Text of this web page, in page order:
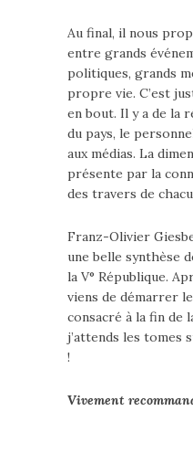
Au final, il nous
entre grands
politiques, grands
propre vie. C’est
en bout. Il y a de la
du pays, le
aux médias. La
présente par la
des travers de
Franz-Olivier
une belle synthèse
la V° République.
viens de démarrer
consacré à la fin de
j’attends les tomes
!
Vivement